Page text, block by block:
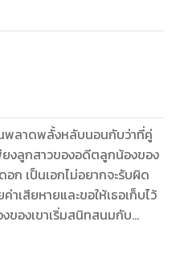
พลาดพลั้งหลับนอนกับว่าที่คู่
งลูกสาวของอดีตลูกน้องของ
ก เป็นเอกไม่อยากจะรับผิด
เสียหายและขอให้เธอเก็บไว้
องเขาเริ่มสนิทสนมกับ
ต้องบุกไปถึงห้องเธออีกครั้ง